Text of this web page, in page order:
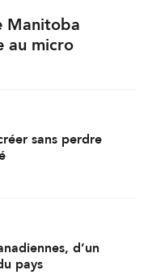
Manitoba
au micro
sans perdre
d’un
pays